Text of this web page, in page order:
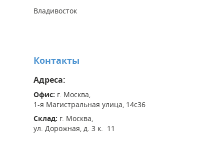
Владивосток
Контакты
Адреса:
Офис: г. Москва,
1-я Магистральная улица, 14с36
Склад: г. Москва,
ул. Дорожная, д. 3 к. 11